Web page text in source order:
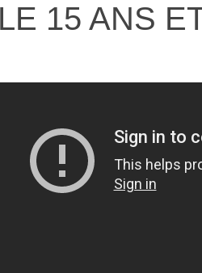
15 ANS